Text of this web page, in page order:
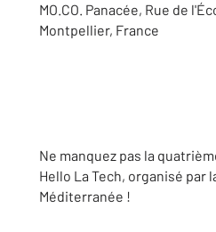
MO.CO. Panacée, Rue de
Montpellier, France
Ne manquez pas la
Hello La Tech, organisé par
Méditerranée !